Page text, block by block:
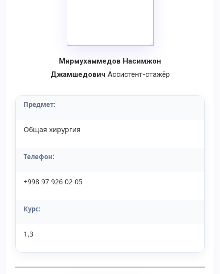
Мирмухаммедов Насимжон
Джамшедович Ассистент-стажёр
Предмет:
Общая хирургия
Телефон:
+998 97 926 02 05
Курс:
1,3